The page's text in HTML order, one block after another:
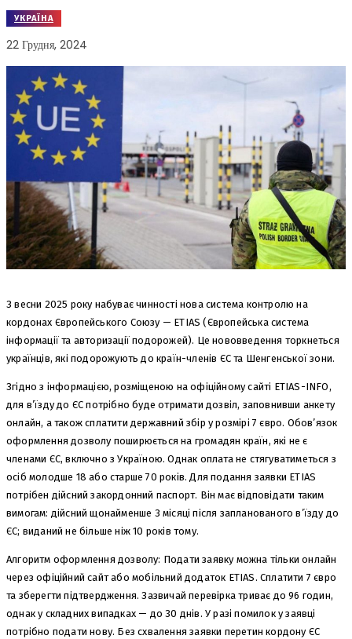
УКРАЇНА
22 Грудня, 2024
З весни 2025 року набуває чинності нова система контролю на
кордонах Європейського Союзу — ETIAS (Європейська система
інформації та авторизації подорожей). Це нововведення торкнеться
українців, які подорожують до країн-членів ЄС та Шенгенської зони.
Згідно з інформацією, розміщеною на офіційному сайті ETIAS-INFO,
для в’їзду до ЄС потрібно буде отримати дозвіл, заповнивши анкету
онлайн, а також сплатити державний збір у розмірі 7 євро. Обов’язок
оформлення дозволу поширюється на громадян країн, які не є
членами ЄС, включно з Україною. Однак оплата не стягуватиметься з
осіб молодше 18 або старше 70 років. Для подання заявки ETIAS
потрібен дійсний закордонний паспорт. Він має відповідати таким
вимогам: дійсний щонайменше 3 місяці після запланованого в’їзду до
ЄС; виданий не більше ніж 10 років тому.
Алгоритм оформлення дозволу: Подати заявку можна тільки онлайн
через офіційний сайт або мобільний додаток ETIAS. Сплатити 7 євро
та зберегти підтвердження. Зазвичай перевірка триває до 96 годин,
однак у складних випадках — до 30 днів. У разі помилок у заявці
потрібно подати нову. Без схвалення заявки перетин кордону ЄС